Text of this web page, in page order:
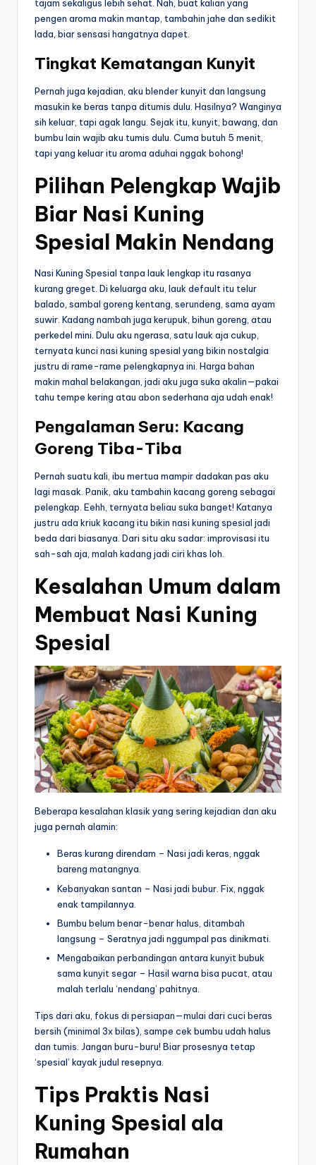
tajam sekaligus lebih sehat. Nah, buat kalian yang
pengen aroma makin mantap, tambahin jahe dan sedikit
lada, biar sensasi hangatnya dapet.
Tingkat Kematangan Kunyit
Pernah juga kejadian, aku blender kunyit dan langsung
masukin ke beras tanpa ditumis dulu. Hasilnya? Wanginya
sih keluar, tapi agak langu. Sejak itu, kunyit, bawang, dan
bumbu lain wajib aku tumis dulu. Cuma butuh 5 menit,
tapi yang keluar itu aroma aduhai nggak bohong!
Pilihan Pelengkap Wajib
Biar Nasi Kuning
Spesial Makin Nendang
Nasi Kuning Spesial tanpa lauk lengkap itu rasanya
kurang greget. Di keluarga aku, lauk default itu telur
balado, sambal goreng kentang, serundeng, sama ayam
suwir. Kadang nambah juga kerupuk, bihun goreng, atau
perkedel mini. Dulu aku ngerasa, satu lauk aja cukup,
ternyata kunci nasi kuning spesial yang bikin nostalgia
justru di rame-rame pelengkapnya ini. Harga bahan
makin mahal belakangan, jadi aku juga suka akalin—pakai
tahu tempe kering atau abon sederhana aja udah enak!
Pengalaman Seru: Kacang
Goreng Tiba-Tiba
Pernah suatu kali, ibu mertua mampir dadakan pas aku
lagi masak. Panik, aku tambahin kacang goreng sebagai
pelengkap. Eehh, ternyata beliau suka banget! Katanya
justru ada kriuk kacang itu bikin nasi kuning spesial jadi
beda dari biasanya. Dari situ aku sadar: improvisasi itu
sah-sah aja, malah kadang jadi ciri khas loh.
Kesalahan Umum dalam
Membuat Nasi Kuning
Spesial
Beberapa kesalahan klasik yang sering kejadian dan aku
juga pernah alamin:
Beras kurang direndam – Nasi jadi keras, nggak
bareng matangnya.
Kebanyakan santan – Nasi jadi bubur. Fix, nggak
enak tampilannya.
Bumbu belum benar-benar halus, ditambah
langsung – Seratnya jadi nggumpal pas dinikmati.
Mengabaikan perbandingan antara kunyit bubuk
sama kunyit segar – Hasil warna bisa pucat, atau
malah terlalu ‘nendang’ pahitnya.
Tips dari aku, fokus di persiapan—mulai dari cuci beras
bersih (minimal 3x bilas), sampe cek bumbu udah halus
dan tumis. Jangan buru-buru! Biar prosesnya tetap
‘spesial’ kayak judul resepnya.
Tips Praktis Nasi
Kuning Spesial ala
Rumahan